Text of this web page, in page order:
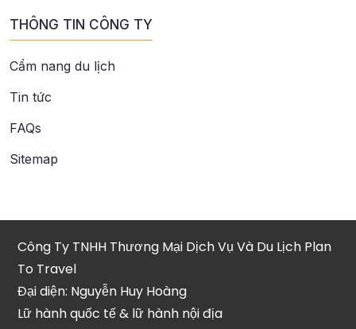
THÔNG TIN CÔNG TY
Cẩm nang du lịch
Tin tức
FAQs
Sitemap
Công Ty TNHH Thương Mại Dịch Vụ Và Du Lịch Plan
To Travel
Đại diện: Nguyễn Huy Hoàng
Lữ hành quốc tế & lữ hành nội địa